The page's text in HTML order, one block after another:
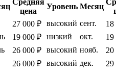
Средняя
цена
Уровень Месяц
27 000 ₽ высокий сент.
18
19 000 ₽ низкий окт.
19
26 000 ₽ высокий нояб.
20
26 000 ₽ высокий дек. 29